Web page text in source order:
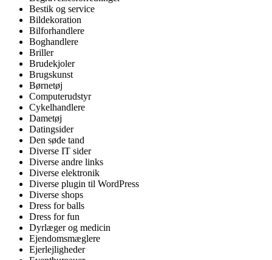
Bestik og service
Bildekoration
Bilforhandlere
Boghandlere
Briller
Brudekjoler
Brugskunst
Børnetøj
Computerudstyr
Cykelhandlere
Dametøj
Datingsider
Den søde tand
Diverse IT sider
Diverse andre links
Diverse elektronik
Diverse plugin til WordPress
Diverse shops
Dress for balls
Dress for fun
Dyrlæger og medicin
Ejendomsmæglere
Ejerlejligheder